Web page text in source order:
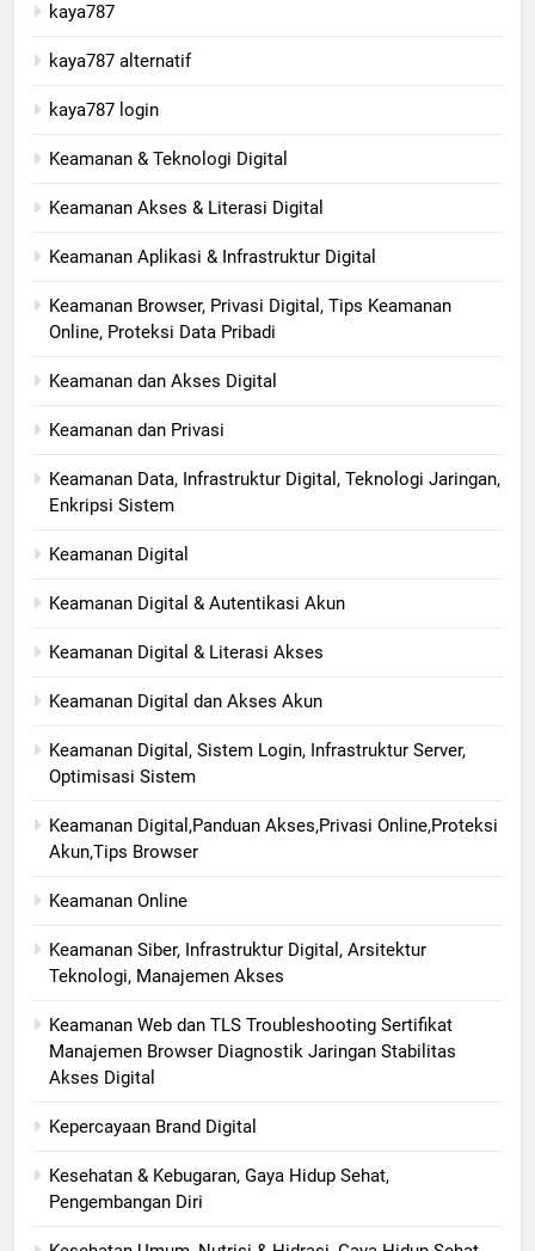
kaya787
kaya787 alternatif
kaya787 login
Keamanan & Teknologi Digital
Keamanan Akses & Literasi Digital
Keamanan Aplikasi & Infrastruktur Digital
Keamanan Browser, Privasi Digital, Tips Keamanan
Online, Proteksi Data Pribadi
Keamanan dan Akses Digital
Keamanan dan Privasi
Keamanan Data, Infrastruktur Digital, Teknologi Jaringan,
Enkripsi Sistem
Keamanan Digital
Keamanan Digital & Autentikasi Akun
Keamanan Digital & Literasi Akses
Keamanan Digital dan Akses Akun
Keamanan Digital, Sistem Login, Infrastruktur Server,
Optimisasi Sistem
Keamanan Digital,Panduan Akses,Privasi Online,Proteksi
Akun,Tips Browser
Keamanan Online
Keamanan Siber, Infrastruktur Digital, Arsitektur
Teknologi, Manajemen Akses
Keamanan Web dan TLS Troubleshooting Sertifikat
Manajemen Browser Diagnostik Jaringan Stabilitas
Akses Digital
Kepercayaan Brand Digital
Kesehatan & Kebugaran, Gaya Hidup Sehat,
Pengembangan Diri